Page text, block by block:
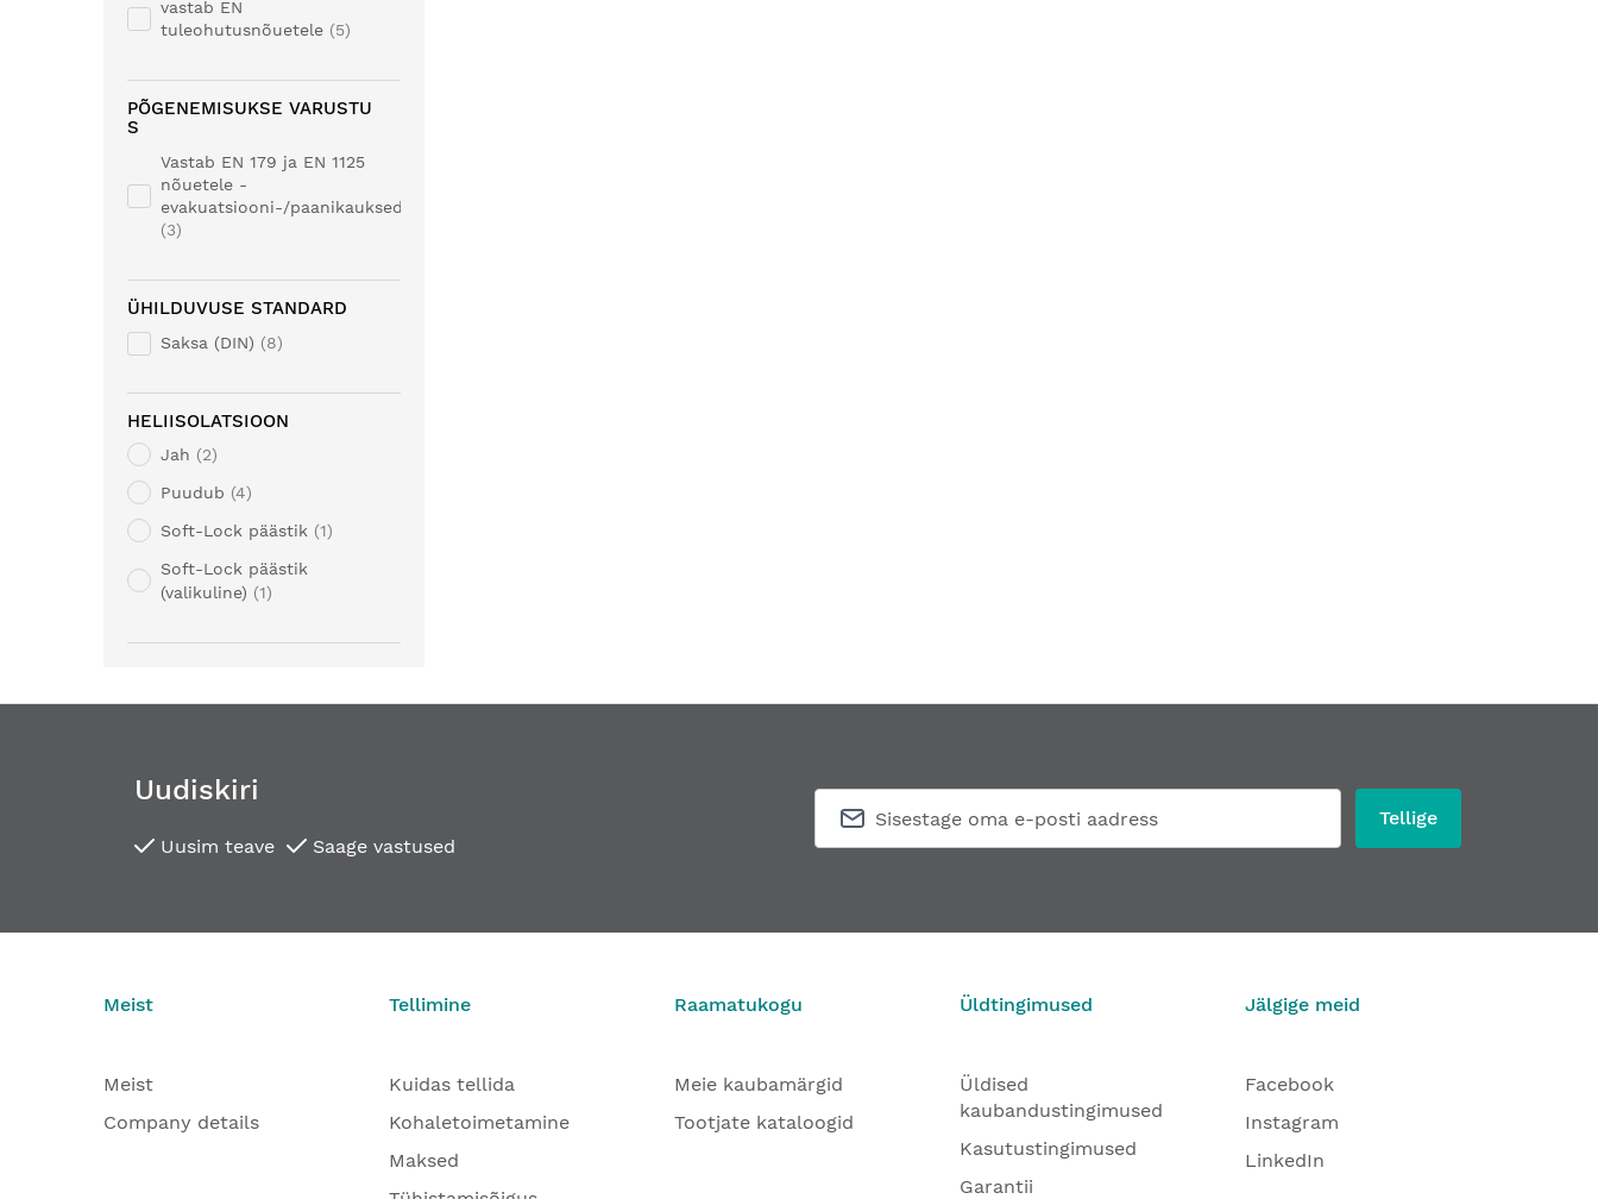
vastab EN
tuleohutusnõuetele
5
PÕGENEMISUKSE VARUSTU
S
Vastab EN 179 ja EN 1125
nõuetele -
evakuatsiooni-/paanikauksed.
3
ÜHILDUVUSE STANDARD
Saksa (DIN) 8
HELIISOLATSIOON
Jah
2
Puudub
4
Soft-Lock päästik
1
Soft-Lock päästik
(valikuline)
1
Uudiskiri
Uusim teave Saage vastused
Tellige
Meist
Meist
Company details
Tellimine
Kuidas tellida
Kohaletoimetamine
Maksed
Raamatukogu
Meie kaubamärgid
Tootjate kataloogid
Üldtingimused
Üldised
kaubandustingimused
Kasutustingimused
Garantii
Jälgige meid
Facebook
Instagram
LinkedIn